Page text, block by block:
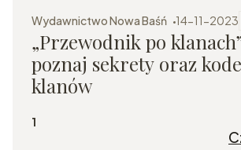
Wydawnictwo Nowa Baśń 14-11-2023
„Przewodnik po
poznaj sekrety oraz
klanów
1